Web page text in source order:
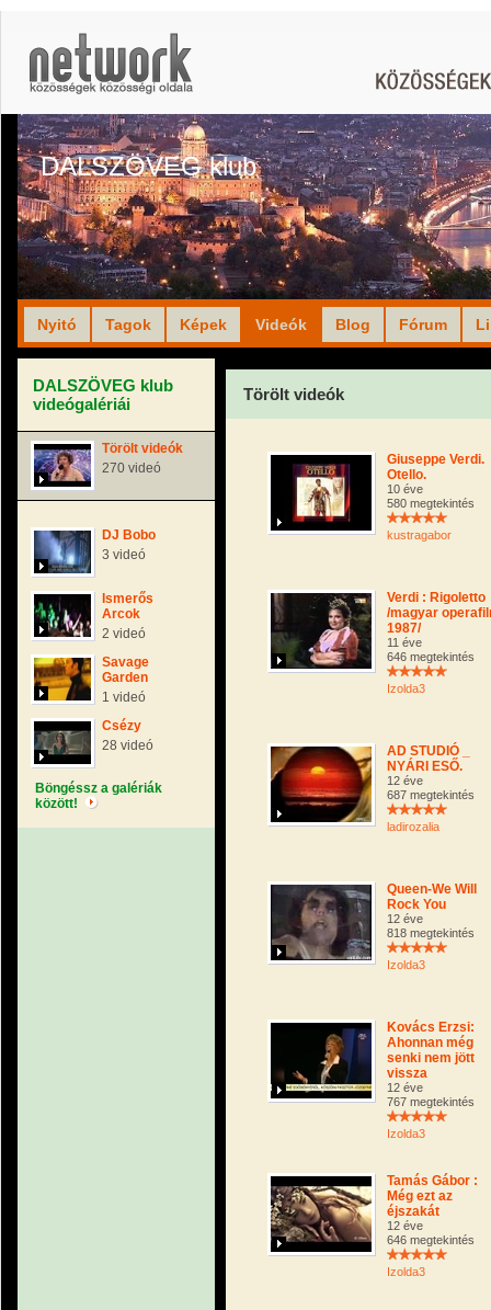
DALSZÖVEG klub
Nyitó Tagok Képek Videók Blog Fórum
DALSZÖVEG klub
videógalériái
Törölt videók
270 videó
DJ Bobo
3 videó
Ismerős
Arcok
2 videó
Savage
Garden
1 videó
Csézy
28 videó
Böngéssz a galériák
között!
Törölt videók
Giuseppe Verdi.
Otello.
10 éve
580 megtekintés
kustragabor
Verdi : Rigoletto
/magyar
1987/
11 éve
646 megtekintés
Izolda3
AD STUDIÓ _
NYÁRI ESŐ.
12 éve
687 megtekintés
ladirozalia
Queen-We Will
Rock You
12 éve
818 megtekintés
Izolda3
Kovács Erzsi:
Ahonnan még
senki nem jött
vissza
12 éve
767 megtekintés
Izolda3
Tamás Gábor :
Még ezt az
éjszakát
12 éve
646 megtekintés
Izolda3